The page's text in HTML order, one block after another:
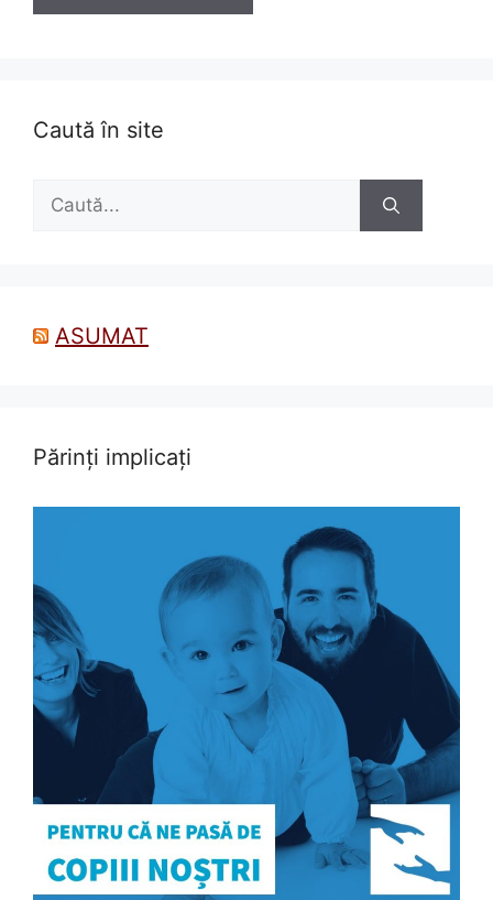
Caută în site
Caută
ASUMAT
Părinți implicați